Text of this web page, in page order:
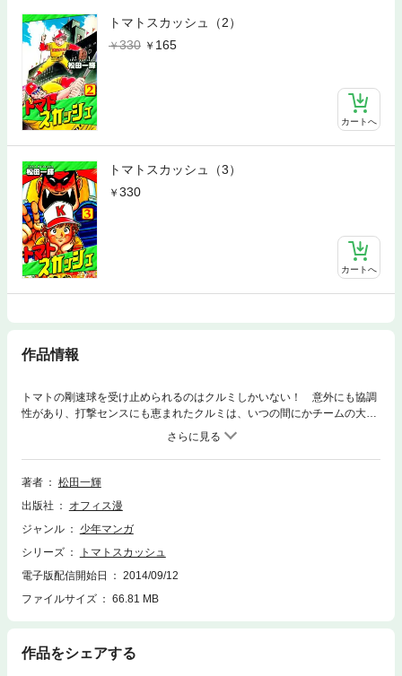
トマトスカッシュ（2）
330
165
カートへ
トマトスカッシュ（3）
330
カートへ
作品情報
トマトの剛速球を受け止められるのはクルミしかいない！ 意外にも協調
性があり、打撃センスにも恵まれたクルミは、いつの間にかチームの大黒
柱に成長した。練習試合を重ね、やがて迎えた夏の全国高校野球大会予
選。第１戦目はエース・広瀬を擁する紫雲高校。トマトの豪速球ストレー
トと広瀬の超スロー変化球対決となるが、紫雲はバント作戦で攻勢に転じ
る。反撃の糸口をつかみたい香和奈ナインだが、実力不足から守備の乱れ
メディー、第３巻（全３巻）！ 巻末には教師と不良生徒の交流を描いた
熱血感動短編「学園無法地帯」も収録！
著者
松田一輝
出版社
オフィス漫
ジャンル
少年マンガ
シリーズ
トマトスカッシュ
電子版配信開始日
2014/09/12
ファイルサイズ
66.81 MB
作品をシェアする